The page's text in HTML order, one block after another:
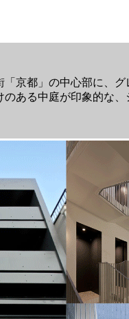
「京都」の中心部に、
のある中庭が印象的な